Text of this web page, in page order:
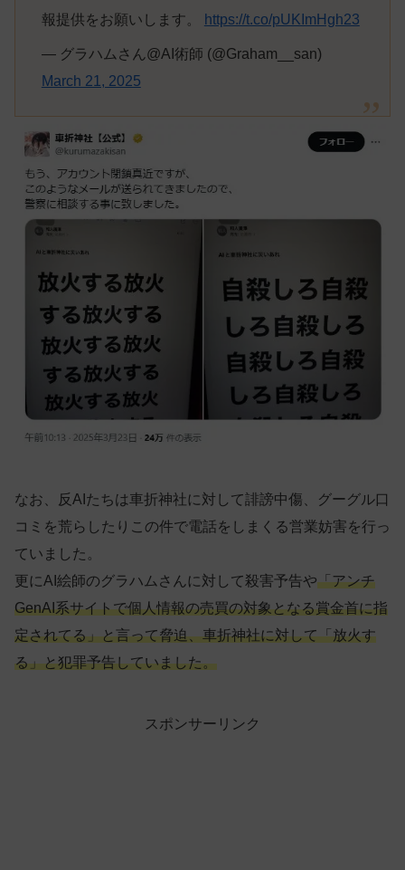
報提供をお願いします。
https://t.co/pUKImHgh23
— グラハムさん@AI術師 (@Graham__san)
March 21, 2025
なお、反AIたちは車折神社に対して誹謗中傷、グーグル口
コミを荒らしたりこの件で電話をしまくる営業妨害を行っ
ていました。
更にAI絵師のグラハムさんに対して殺害予告や「アンチ
GenAI系サイトで個人情報の売買の対象となる賞金首に指
定されてる」と言って脅迫、車折神社に対して「放火す
る」と犯罪予告していました。
スポンサーリンク